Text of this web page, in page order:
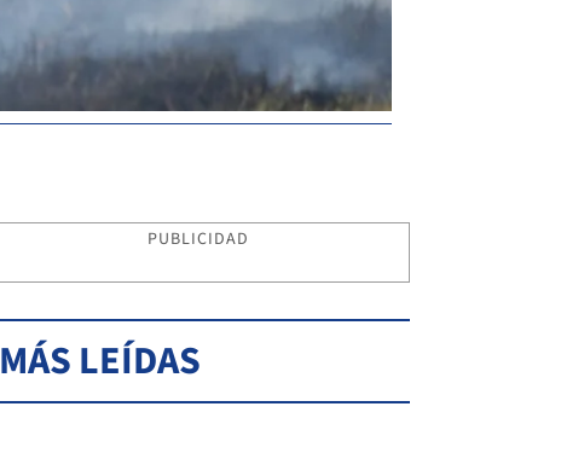
PUBLICIDAD
MÁS LEÍDAS